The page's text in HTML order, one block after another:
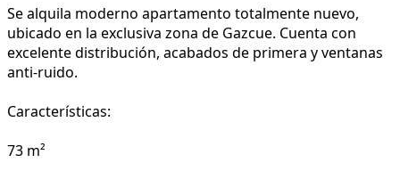
Se alquila moderno apartamento totalmente nuevo,
ubicado en la exclusiva zona de Gazcue. Cuenta con
excelente distribución, acabados de primera y ventanas
anti-ruido.
Características:
73 m²